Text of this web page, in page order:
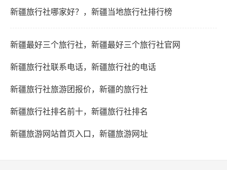
新疆旅行社哪家好？，新疆当地旅行社排行榜
新疆最好三个旅行社，新疆最好三个旅行社官网
新疆旅行社联系电话，新疆旅行社的电话
新疆旅行社旅游团报价，新疆的旅行社
新疆旅行社排名前十，新疆旅行社排名
新疆旅游网站首页入口，新疆旅游网址